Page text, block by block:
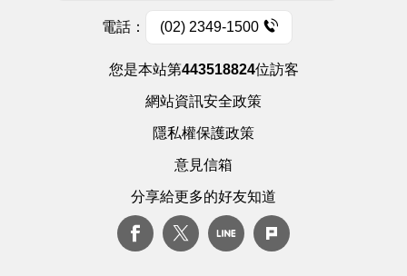
電話： (02) 2349-1500
您是本站第443518824位訪客
網站資訊安全政策
隱私權保護政策
意見信箱
分享給更多的好友知道